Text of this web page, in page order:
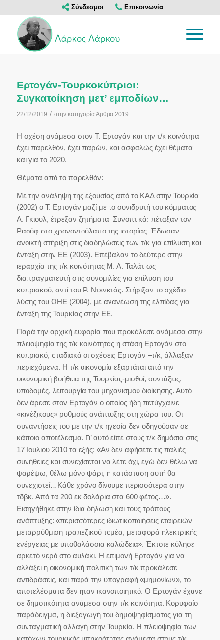
Σύνδεσμοι Επικοινωνία
Ερτογάν-Τουρκοκύπριοι:
Συγκατοίκηση μετ’ εμποδίων…
22/12/2019 / στην κατηγορίαΆρθρα 2019
Η σχέση ανάμεσα στον Τ. Ερτογάν και την τ/κ κοινότητα
έχει παρελθόν, έχει παρών, και ασφαλώς έχει θέματα
και για το 2020.
Θέματα από το παρελθόν:
Με την ανάληψη της εξουσίας από το ΚΑΔ στην Τουρκία
(2002) ο Τ. Ερτογάν μαζί με το συνιδρυτή του κόμματος
Α. Γκιουλ, έτρεξαν ζητήματα. Συνοπτικά: πέταξαν τον
Ραούφ στο χρονοντούλαπο της ιστορίας. Έδωσαν
ανοικτή στήριξη στις διαδηλώσεις των τ/κ για επίλυση και
ένταξη στην ΕΕ (2003). Επέβαλαν το δεύτερο στην
ιεραρχία της τ/κ κοινότητας Μ. Α. Ταλάτ ως
διαπραγματευτή στις συνομιλίες για επίλυση του
κυπριακού, αντί του Ρ. Ντενκτάς. Στήριξαν το σχέδιο
λύσης του ΟΗΕ (2004), με ανανέωση της ελπίδας για
ένταξη της Τουρκίας στην ΕΕ.
Παρά την αρχική ευφορία που προκάλεσε ανάμεσα στην
πλειοψηφία της τ/κ κοινότητας η στάση Ερτογάν στο
κυπριακό, σταδιακά οι σχέσεις Ερτογάν –τ/κ, άλλαξαν
περιεχόμενα. Η τ/κ οικονομία εξαρτάται από την
οικονομική βοήθεια της Τουρκίας-μισθοί, συντάξεις,
υποδομές, λειτουργία του μηχανισμού διοίκησης. Αυτό
δεν άρεσε στον Ερτογάν ο οποίος ήδη πετύγχαινε
«κινέζικους» ρυθμούς ανάπτυξης στη χώρα του. Οι
συναντήσεις του με την τ/κ ηγεσία δεν οδηγούσαν σε
κάποιο αποτέλεσμα. Γι’ αυτό είπε στους τ/κ δημόσια στις
17 Ιουλιου 2010 τα εξής: «Αν δεν αφήσετε τις παλιές
συνήθειες και συνεχίσεται να λέτε όχι, εγώ δεν θέλω να
ψαρέψω, θέλω μόνο ψάρι, η κατάσταση αυτή θα
συνεχιστεί…Κάθε χρόνο δίνουμε περισσότερα στην
τδβκ. Από τα 200 εκ δολάρια στα 600 φέτος…».
Εισηγήθηκε στην ίδια δήλωση και τους τρόπους
ανάπτυξης: «περισσότερες ιδιωτικοποιήσεις εταιρειών,
μεταρρύθμιση τραπεζικού τομέα, μεταφορά ηλεκτρικής
ενέργειας με υποθαλάσσια καλώδεια». Έκτοτε κύλησε
αρκετό νερό στο αυλάκι. Η επιμονή Ερτογάν για να
αλλάξει η οικονομική πολιτική των τ/κ προκάλεσε
αντιδράσεις, και παρά την υπογραφή «μημονίων», το
αποτελέσματα δεν ήταν ικανοποιητικό. Ο Ερτογάν έχανε
σε δημοτικότητα ανάμεσα στην τ/κ κοινότητα. Κορυφαίο
παράδειγμα, η διεξαγωγή του δημοψηφίσματος για τη
συνταγματική αλλαγή στην Τουρκία. Η πλειοψηφία των
κατόχων τουρκικής υπηκοότητας ανάμεσα στους τ/κ,